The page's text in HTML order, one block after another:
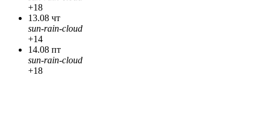
+18
13.08 чт
sun-rain-cloud
+14
14.08 пт
sun-rain-cloud
+18